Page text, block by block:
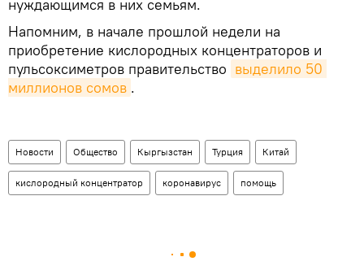
нуждающимся в них семьям.
Напомним, в начале прошлой недели на
приобретение кислородных концентраторов и
пульсоксиметров правительство выделило 50
миллионов сомов .
Новости Общество Кыргызстан Турция Китай
кислородный концентратор коронавирус помощь